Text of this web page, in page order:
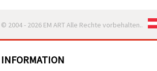
© 2004 - 2026 EM ART Alle Rechte vorbehalten..
INFORMATION